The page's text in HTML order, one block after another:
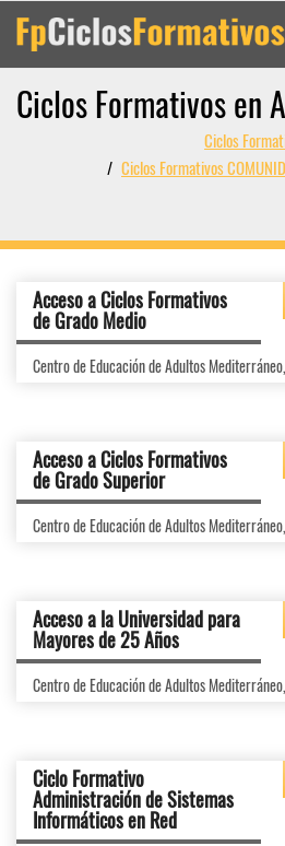
Ciclos Formativos en
Ciclos
Ciclos Formativos
Acceso a Ciclos Formativos
de Grado Medio
Centro de Educación de Adultos
Acceso a Ciclos Formativos
de Grado Superior
Centro de Educación de Adultos
Acceso a la Universidad para
Mayores de 25 Años
Centro de Educación de Adultos
Ciclo Formativo
Administración de Sistemas
Informáticos en Red